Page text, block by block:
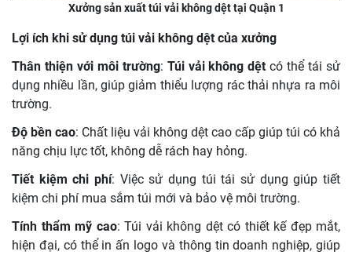
Xưởng sản xuất túi vải không dệt tại Quận 1
Lợi ích khi sử dụng túi vải không dệt của xưởng
Thân thiện với môi trường: Túi vải không dệtcó thể tái sử
dụng nhiều lần, giúp giảm thiểu lượng rác thải nhựa ra môi
trường.
Độ bền cao: Chất liệu vải không dệt cao cấp giúp túi có khả
năng chịu lực tốt, không dễ rách hay hỏng.
Tiết kiệm chi phí: Việc sử dụng túi tái sử dụng giúp tiết
kiệm chi phí mua sắm túi mới và bảo vệ môi trường.
Tính thẩm mỹ cao: Túi vải không dệt có thiết kế đẹp mắt,
hiện đại, có thể in ấn logo và thông tin doanh nghiệp, giúp